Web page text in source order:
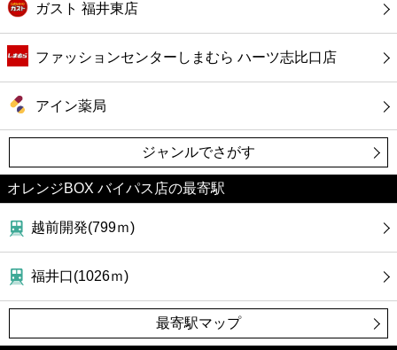
ガスト 福井東店
ファッションセンターしまむら ハーツ志比口店
アイン薬局
ジャンルでさがす
オレンジBOX バイパス店の最寄駅
越前開発(799ｍ)
福井口(1026ｍ)
最寄駅マップ